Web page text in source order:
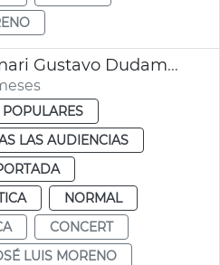
Concert extraordinari Gustavo Dudamel Palau de la Música de València
POPULARES
LAS AUDIENCIAS
NORMAL
CONCERT
LUIS MORENO